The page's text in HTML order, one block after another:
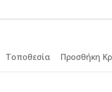
Τοποθεσία Προσθήκη